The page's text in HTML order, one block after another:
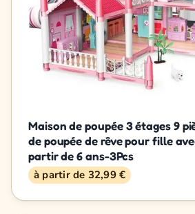
Maison de poupée 3 étages 9
de poupée de rêve pour fille
partir de 6 ans-3Pcs
à partir de 32,99 €